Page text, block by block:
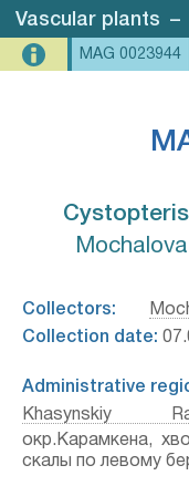
Vascular plants –
MAG 0023944
Collectors:
Collection date:
Administrative
Khasynskiy
окр.Карамкена,
скалы по левому